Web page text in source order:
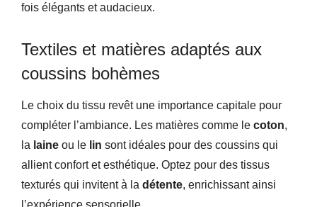
fois élégants et audacieux.
Textiles et matières adaptés aux
coussins bohèmes
Le choix du tissu revêt une importance capitale pour
compléter l’ambiance. Les matières comme le coton,
la laine ou le lin sont idéales pour des coussins qui
allient confort et esthétique. Optez pour des tissus
texturés qui invitent à la détente, enrichissant ainsi
l’expérience sensorielle.